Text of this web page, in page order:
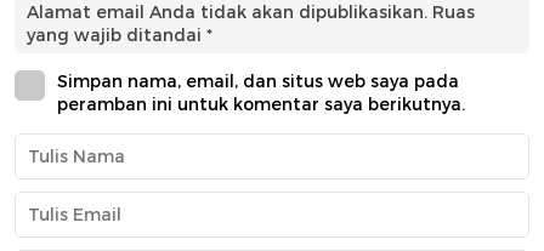
Alamat email Anda tidak akan dipublikasikan. Ruas
yang wajib ditandai *
Simpan nama, email, dan situs web saya pada
peramban ini untuk komentar saya berikutnya.